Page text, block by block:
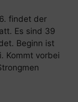
findet der
Es sind 39
Beginn ist
Kommt vorbei